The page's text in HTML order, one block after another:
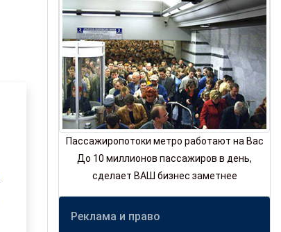
Пассажиропотоки метро работают на Вас
До 10 миллионов пассажиров в день,
сделает ВАШ бизнес заметнее
Реклама и право